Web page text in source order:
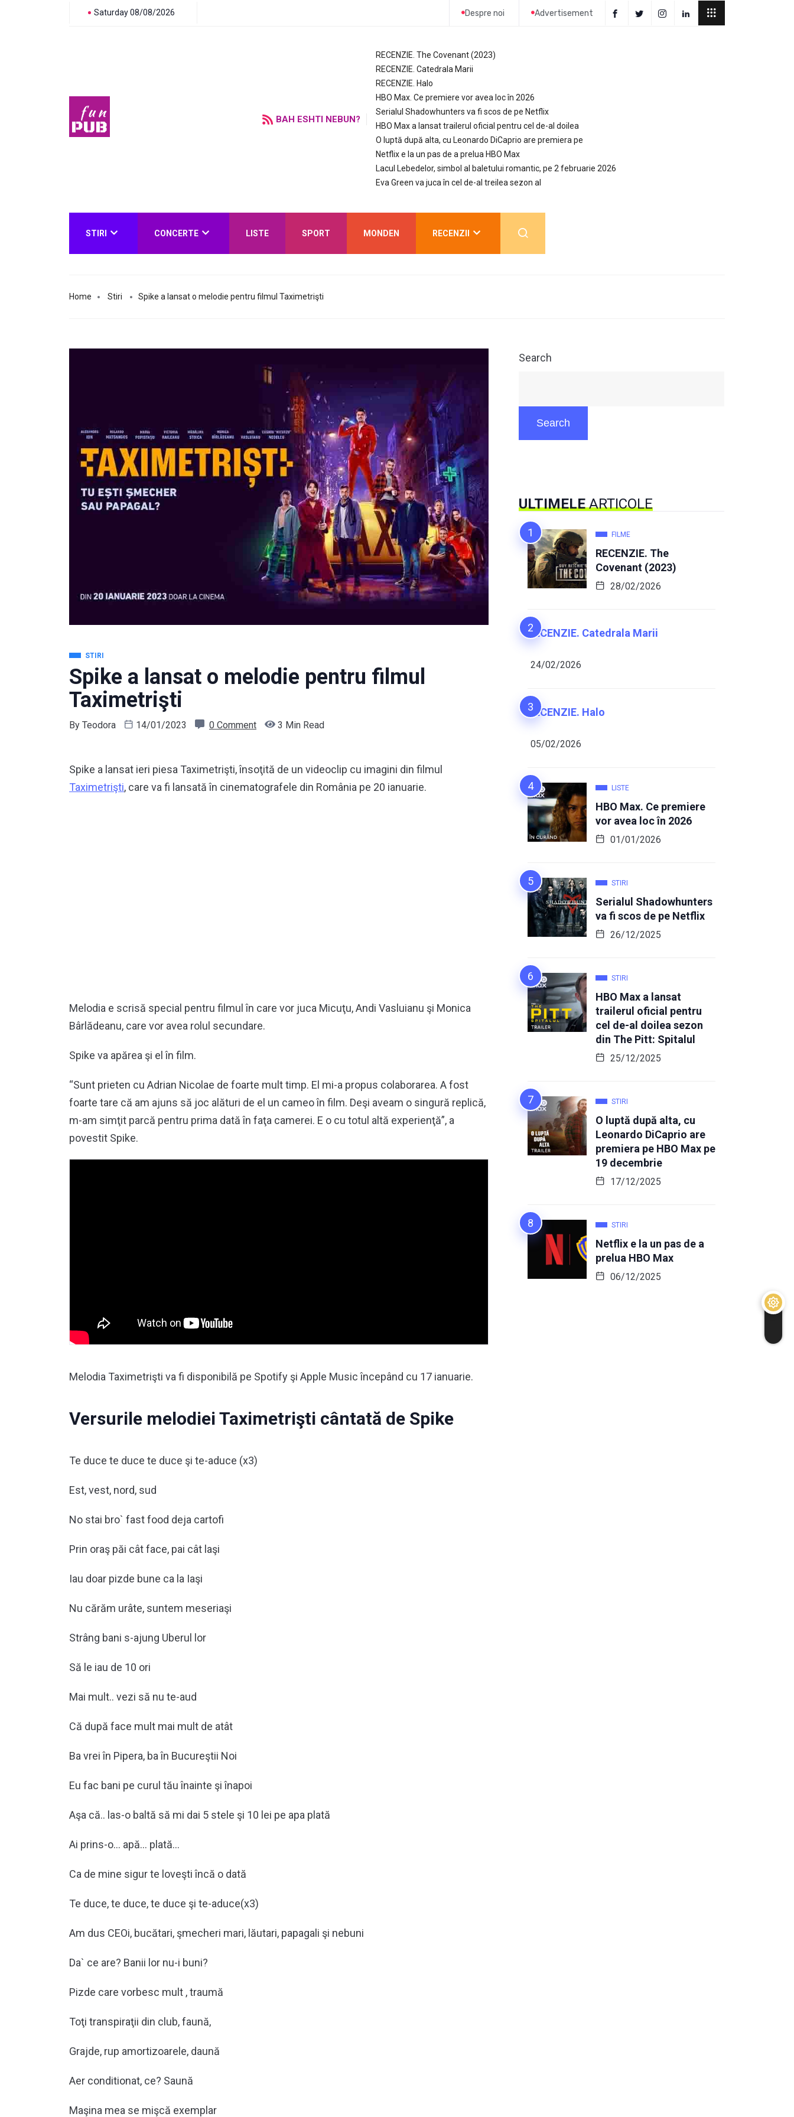
Saturday 08/08/2026 Despre noi Advertisement
BAH ESHTI NEBUN?
RECENZIE. The Covenant (2023)
RECENZIE. Catedrala Marii
RECENZIE. Halo
HBO Max. Ce premiere vor avea loc în 2026
Serialul Shadowhunters va fi scos de pe Netflix
HBO Max a lansat trailerul oficial pentru cel de-al doilea
O luptă după alta, cu Leonardo DiCaprio are premiera pe
Netflix e la un pas de a prelua HBO Max
Lacul Lebedelor, simbol al baletului romantic, pe 2 februarie 2026
Eva Green va juca în cel de-al treilea sezon al
STIRI CONCERTE LISTE SPORT MONDEN RECENZII
Home Stiri Spike a lansat o melodie pentru filmul Taximetrişti
STIRI
Spike a lansat o melodie pentru filmul
Taximetrişti
By Teodora 14/01/2023 0 Comment 3 Min Read
Spike a lansat ieri piesa Taximetrişti, însoţită de un videoclip cu imagini din filmul
Taximetrişti, care va fi lansată în cinematografele din România pe 20 ianuarie.
Melodia e scrisă special pentru filmul în care vor juca Micuţu, Andi Vasluianu şi Monica
Bârlădeanu, care vor avea rolul secundare.
Spike va apărea şi el în film.
“Sunt prieten cu Adrian Nicolae de foarte mult timp. El mi-a propus colaborarea. A fost
foarte tare că am ajuns să joc alături de el un cameo în film. Deşi aveam o singură replică,
m-am simţit parcă pentru prima dată în faţa camerei. E o cu totul altă experienţă”, a
povestit Spike.
Melodia Taximetrişti va fi disponibilă pe Spotify şi Apple Music începând cu 17 ianuarie.
Versurile melodiei Taximetrişti cântată de Spike
Te duce te duce te duce şi te-aduce (x3)
Est, vest, nord, sud
No stai bro` fast food deja cartofi
Prin oraş păi cât face, pai cât laşi
Iau doar pizde bune ca la Iaşi
Nu cărăm urâte, suntem meseriaşi
Strâng bani s-ajung Uberul lor
Să le iau de 10 ori
Mai mult.. vezi să nu te-aud
Că după face mult mai mult de atât
Ba vrei în Pipera, ba în Bucureştii Noi
Eu fac bani pe curul tău înainte şi înapoi
Aşa că.. las-o baltă să mi dai 5 stele şi 10 lei pe apa plată
Ai prins-o… apă… plată…
Ca de mine sigur te loveşti încă o dată
Te duce, te duce, te ducе şi te-aduce(x3)
Am dus CEOi, bucătari, şmechеri mari, lăutari, papagali şi nebuni
Da` ce are? Banii lor nu-i buni?
Pizde care vorbesc mult , traumă
Toţi transpiraţii din club, faună,
Grajde, rup amortizoarele, daună
Aer conditionat, ce? Saună
Maşina mea se mişcă exemplar
Search
Search
ULTIMELEARTICOLE
FILME
RECENZIE. The
Covenant (2023)
28/02/2026
RECENZIE. Catedrala Marii
24/02/2026
RECENZIE. Halo
05/02/2026
LISTE
HBO Max. Ce premiere
vor avea loc în 2026
01/01/2026
STIRI
Serialul Shadowhunters
va fi scos de pe Netflix
26/12/2025
STIRI
HBO Max a lansat
trailerul oficial pentru
cel de-al doilea sezon
din The Pitt: Spitalul
25/12/2025
STIRI
O luptă după alta, cu
Leonardo DiCaprio are
premiera pe HBO Max pe
19 decembrie
17/12/2025
STIRI
Netflix e la un pas de a
prelua HBO Max
06/12/2025